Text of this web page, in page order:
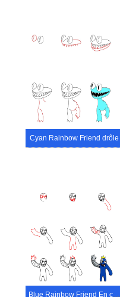
Cyan Rainbow Friend drôle
Blue Rainbow Friend En colère